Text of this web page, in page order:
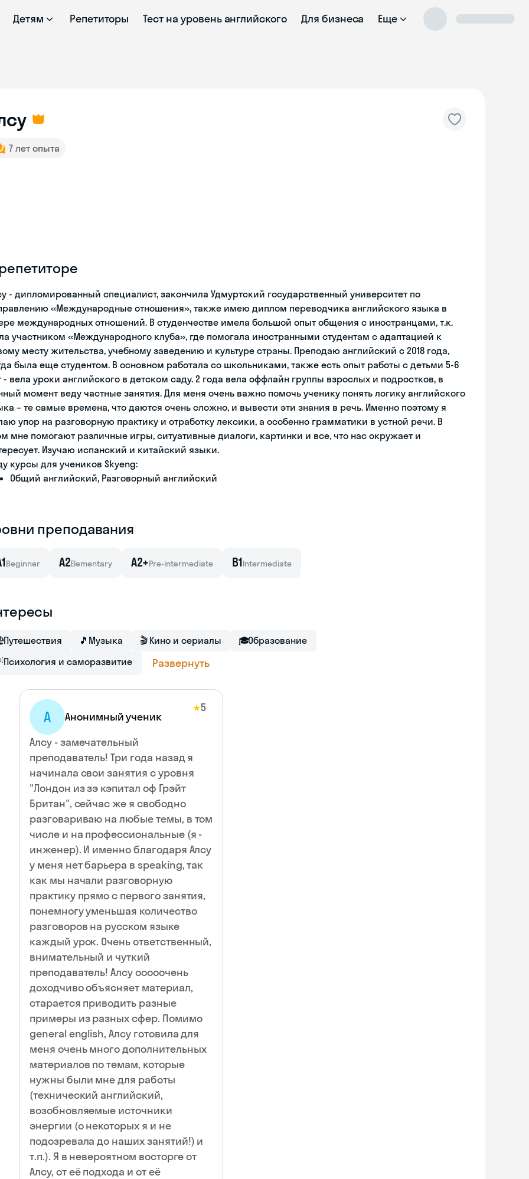
Детям Репетиторы Тест на уровень английского Для бизнеса Еще
7 лет опыта
- дипломированный специалист, закончила Удмуртский государственный университет по
«Международные отношения», также имею диплом переводчика английского языка в
международных отношений. В студенчестве имела большой опыт общения с иностранцами, т.к.
участником «Международного клуба», где помогала иностранными студентам с адаптацией к
месту жительства, учебному заведению и культуре страны. Преподаю английский с 2018 года,
была еще студентом. В основном работала со школьниками, также есть опыт работы с детьми 5-6
- вела уроки английского в детском саду. 2 года вела оффлайн группы взрослых и подростков, в
момент веду частные занятия. Для меня очень важно помочь ученику понять логику английского
– те самые времена, что даются очень сложно, и вывести эти знания в речь. Именно поэтому я
упор на разговорную практику и отработку лексики, а особенно грамматики в устной речи. В
мне помогают различные игры, ситуативные диалоги, картинки и все, что нас окружает и
Изучаю испанский и китайский языки.
курсы для учеников Skyeng:
Общий английский, Разговорный английский
преподавания
Beginner A2Elementary A2+Pre-intermediate B1Intermediate
Путешествия 🎵 Музыка 🎬 Кино и сериалы 🎓Образование
Психология и саморазвитие Развернуть
А Анонимный ученик
★5
Алсу - замечательный
преподаватель! Три года назад я
начинала свои занятия с уровня
"Лондон из зэ кэпитал оф Грэйт
Британ", сейчас же я свободно
разговариваю на любые темы, в том
числе и на профессиональные (я -
инженер). И именно благодаря Алсу
у меня нет барьера в speaking, так
как мы начали разговорную
практику прямо с первого занятия,
понемногу уменьшая количество
разговоров на русском языке
каждый урок. Очень ответственный,
внимательный и чуткий
преподаватель! Алсу ооооочень
доходчиво объясняет материал,
старается приводить разные
примеры из разных сфер. Помимо
general english, Алсу готовила для
меня очень много дополнительных
материалов по темам, которые
нужны были мне для работы
(технический английский,
возобновляемые источники
энергии (о некоторых я и не
подозревала до наших занятий!) и
т.п.). Я в невероятном восторге от
Алсу, от её подхода и от её